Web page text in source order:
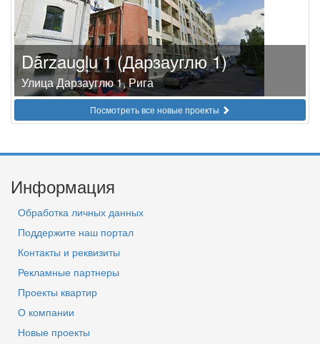
Dārzaugļu 1 (Дарзауглю 1)
Улица Дарзауглю 1, Рига
Посмотреть все новые проекты
Информация
Обработка личных данных
Поддержите наш портал
Контакты и реквизиты
Рекламные партнеры
Проекты квартир
О компании
Новые проекты